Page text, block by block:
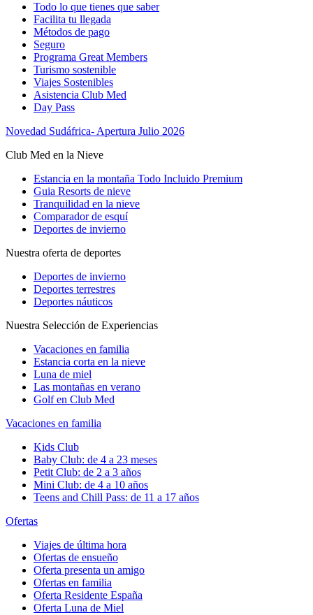
Todo lo que tienes que saber
Facilita tu llegada
Métodos de pago
Seguro
Programa Great Members
Turismo sostenible
Viajes Sostenibles
Asistencia Club Med
Day Pass
Novedad Sudáfrica- Apertura Julio 2026
Club Med en la Nieve
Estancia en la montaña Todo Incluido Premium
Guia Resorts de nieve
Tranquilidad en la nieve
Comparador de esquí
Deportes de invierno
Nuestra oferta de deportes
Deportes de invierno
Deportes terrestres
Deportes náuticos
Nuestra Selección de Experiencias
Vacaciones en familia
Estancia corta en la nieve
Luna de miel
Las montañas en verano
Golf en Club Med
Vacaciones en familia
Kids Club
Baby Club: de 4 a 23 meses
Petit Club: de 2 a 3 años
Mini Club: de 4 a 10 años
Teens and Chill Pass: de 11 a 17 años
Ofertas
Viajes de última hora
Ofertas de ensueño
Oferta presenta un amigo
Ofertas en familia
Oferta Residente España
Oferta Luna de Miel